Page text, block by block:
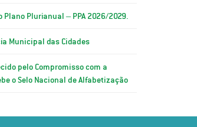
Plurianual – PPA 2026/2029.
Municipal das Cidades
pelo Compromisso com a
o Selo Nacional de Alfabetização